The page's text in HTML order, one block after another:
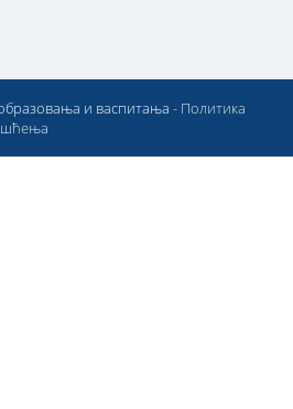
и васпитања - Политика